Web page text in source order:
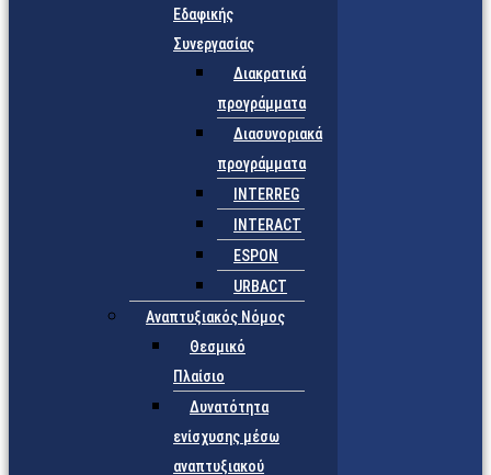
Εδαφικής
Συνεργασίας
Διακρατικά
προγράμματα
Διασυνοριακά
προγράμματα
INTERREG
INTERACT
ESPON
URBACT
Αναπτυξιακός Νόμος
Θεσμικό
Πλαίσιο
Δυνατότητα
ενίσχυσης μέσω
αναπτυξιακού